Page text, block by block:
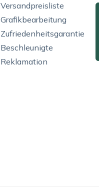
Versandpreisliste
Grafikbearbeitung
Zufriedenheitsgarantie
Beschleunigte
Reklamation